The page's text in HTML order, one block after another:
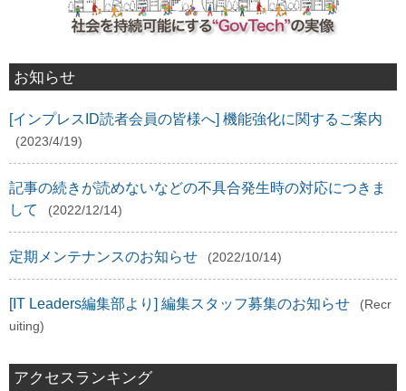
お知らせ
[インプレスID読者会員の皆様へ] 機能強化に関するご案内
(2023/4/19)
記事の続きが読めないなどの不具合発生時の対応につきま
して
(2022/12/14)
定期メンテナンスのお知らせ (2022/10/14)
[IT Leaders編集部より] 編集スタッフ募集のお知らせ
(Recr
uiting)
アクセスランキング